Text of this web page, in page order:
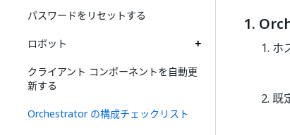
パスワードをリセットする
ロボット
クライアント コンポーネントを自動更
新する
Orchestrator の構成チェックリスト
1.
ホ
既